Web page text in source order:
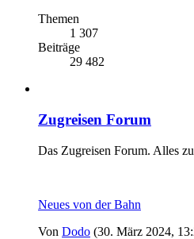
Themen
1 307
Beiträge
29 482
Zugreisen Forum
Das Zugreisen Forum. Alles
Neues von der Bahn
Von Dodo (30. März 2024,